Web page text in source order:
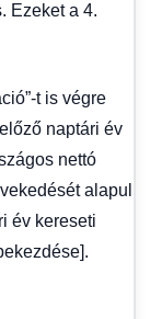
Ezeket a 4.
t is végre
naptári év
nettó
alapul
év kereseti